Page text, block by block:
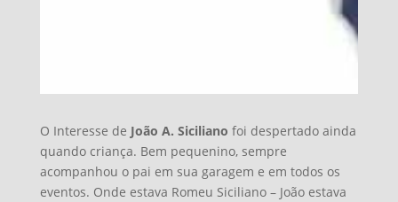
O Interesse de João A. Siciliano foi despertado ainda
quando criança. Bem pequenino, sempre
acompanhou o pai em sua garagem e em todos os
eventos. Onde estava Romeu Siciliano – João estava